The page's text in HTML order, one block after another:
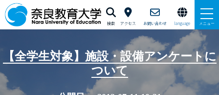
検索 アクセス お問い合わせ language メニュー
本学で学びたい方へ
【全学生対象】施設・設備アンケートに
ついて